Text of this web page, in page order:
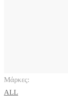
Μάρκες:
ALL